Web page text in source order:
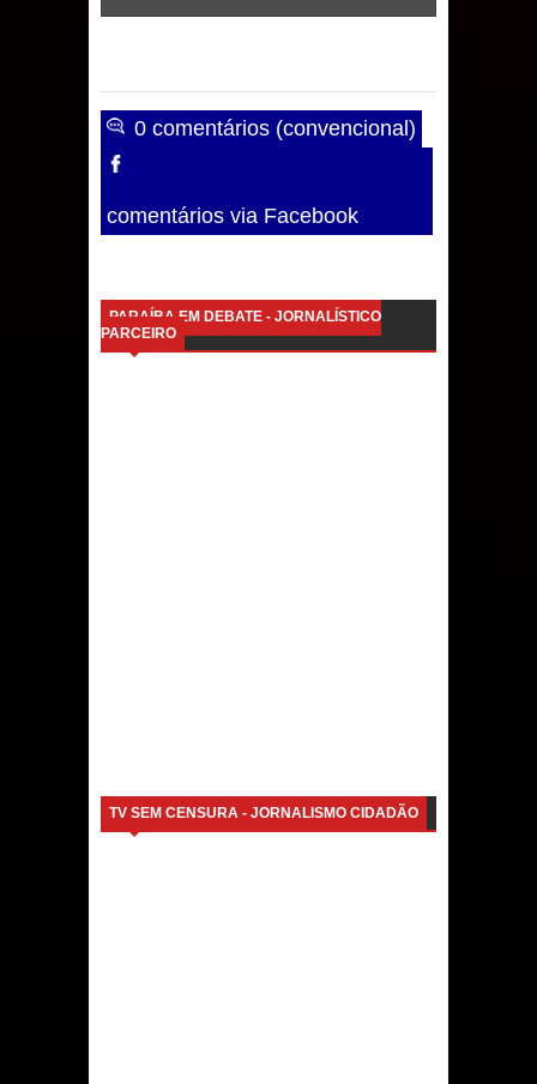
0 comentários (convencional)
comentários via Facebook
PARAÍBA EM DEBATE - JORNALÍSTICO
PARCEIRO
TV SEM CENSURA - JORNALISMO CIDADÃO